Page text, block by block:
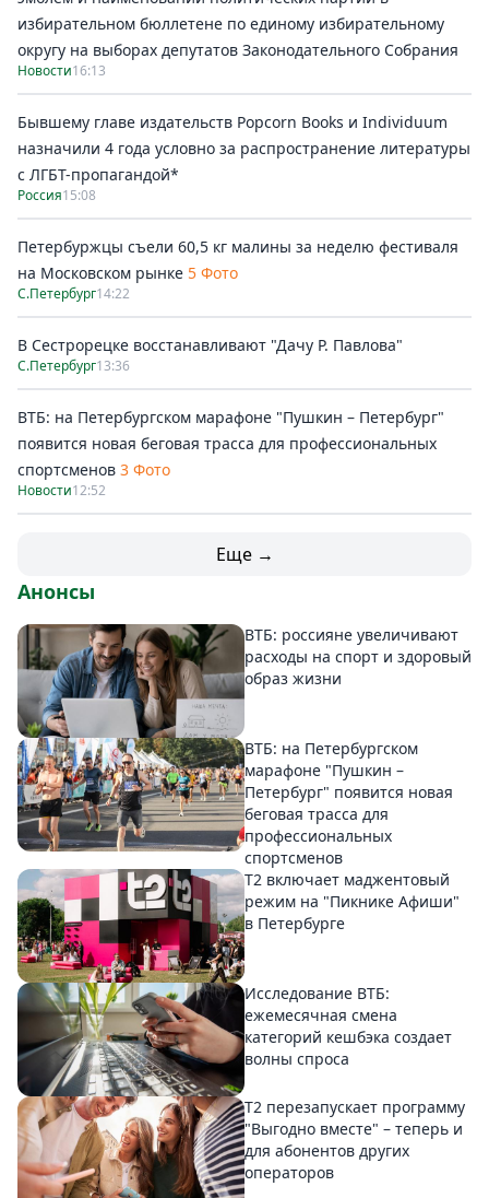
избирательном бюллетене по единому избирательному
округу на выборах депутатов Законодательного Собрания
Новости16:13
Бывшему главе издательств Popcorn Books и Individuum
назначили 4 года условно за распространение литературы
с ЛГБТ-пропагандой*
Россия15:08
Петербуржцы съели 60,5 кг малины за неделю фестиваля
на Московском рынке 5 Фото
С.Петербург14:22
В Сестрорецке восстанавливают "Дачу Р. Павлова"
С.Петербург13:36
ВТБ: на Петербургском марафоне "Пушкин – Петербург"
появится новая беговая трасса для профессиональных
спортсменов 3 Фото
Новости12:52
Еще →
Анонсы
ВТБ: россияне увеличивают
расходы на спорт и здоровый
образ жизни
ВТБ: на Петербургском
марафоне "Пушкин –
Петербург" появится новая
беговая трасса для
профессиональных
спортсменов
Т2 включает маджентовый
режим на "Пикнике Афиши"
в Петербурге
Исследование ВТБ:
ежемесячная смена
категорий кешбэка создает
волны спроса
Т2 перезапускает программу
"Выгодно вместе" – теперь и
для абонентов других
операторов